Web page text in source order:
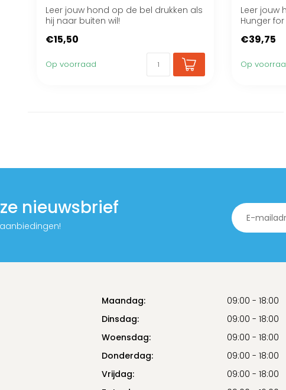
Leer jouw hond op de bel drukken als
hij naar buiten wil!
€15,50
Op voorraad
Leer jouw
Hunger
€39,75
Op
nieuwsbrief
Maandag:
09:00 - 18:00
Dinsdag:
09:00 - 18:00
Woensdag:
09:00 - 18:00
Donderdag:
09:00 - 18:00
Vrijdag:
09:00 - 18:00